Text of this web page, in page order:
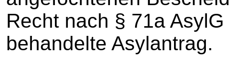
Recht nach § 71a AsylG
behandelte Asylantrag.